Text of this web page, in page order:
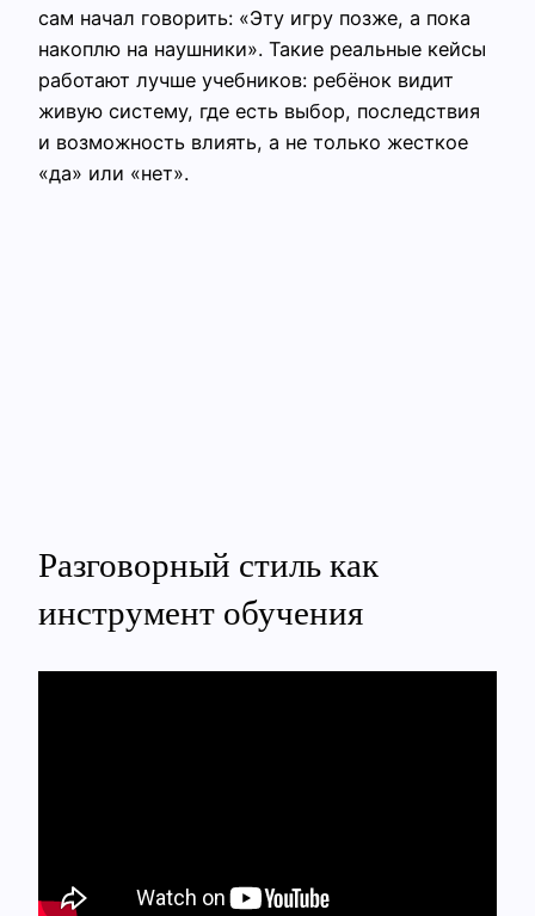
сам начал говорить: «Эту игру позже, а пока
накоплю на наушники». Такие реальные кейсы
работают лучше учебников: ребёнок видит
живую систему, где есть выбор, последствия
и возможность влиять, а не только жесткое
«да» или «нет».
Разговорный стиль как
инструмент обучения